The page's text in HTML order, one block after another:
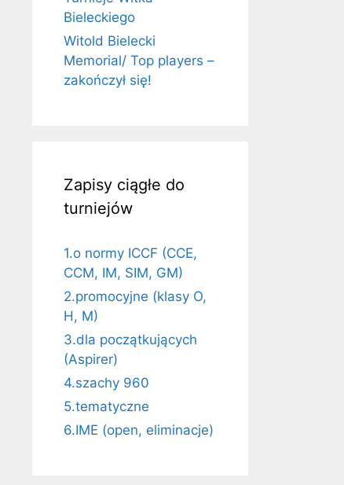
Bieleckiego
Witold Bielecki
Memorial/ Top players –
zakończył się!
Zapisy ciągłe do
turniejów
1.o normy ICCF (CCE,
CCM, IM, SIM, GM)
2.promocyjne (klasy O,
H, M)
3.dla początkujących
(Aspirer)
4.szachy 960
5.tematyczne
6.IME (open, eliminacje)